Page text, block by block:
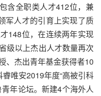
含全职类人才412位，兼
军人才的引育上实现了质
148位，在连续两年实现
级以上杰出人才数量再次
、杰出青年基金获得者10
唯安2019年度“高被引科
年论坛。新建4个海外人